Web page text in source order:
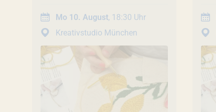
Mo 10. August, 18:30 Uhr
Kreativstudio München